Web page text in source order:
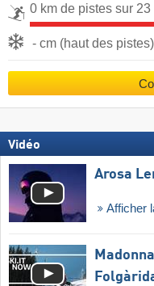
0 km de pistes sur 23
- cm (haut des pistes)
Vidéo
Arosa
Afficher